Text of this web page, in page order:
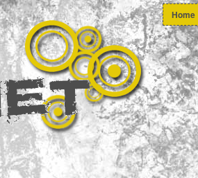
Home
Zoeken